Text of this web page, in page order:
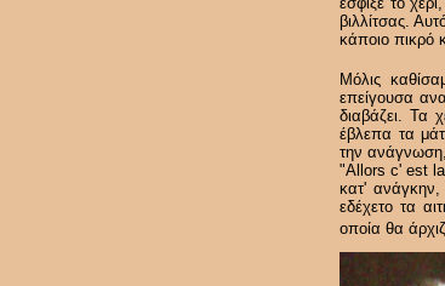
βιλλίτσας.
κάποιο πικρό
Μόλις
επείγουσα
διαβάζει. Τα
έβλεπα τα
την
"Allors c' est la
κατ' ανάγκην,
εδέχετο τα
οποία θα